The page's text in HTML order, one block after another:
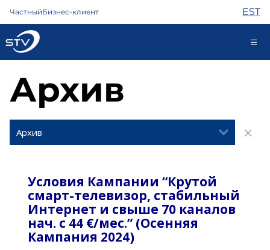
ЧастныйБизнес-клиент EST
688 0000
Самообслуживание
Телефон
Охрана
Помощь
Магазин
Контакты
Архив